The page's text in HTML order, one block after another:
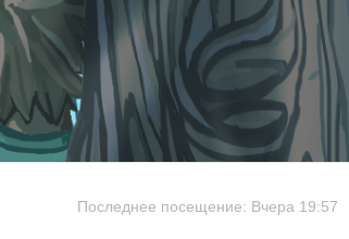
Последнее посещение: Вчера 19:57